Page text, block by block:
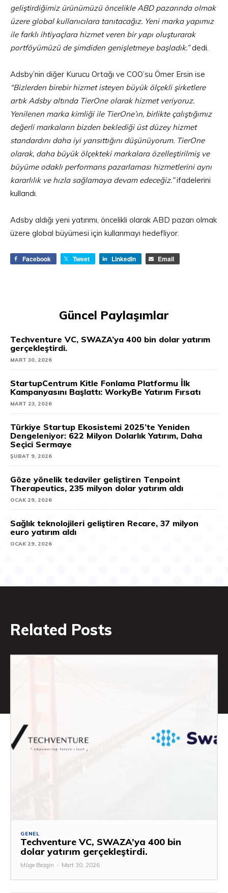
geliştirdiğimiz ürünümüzü öncelikle ABD pazarında olmak
üzere global kullanıcılara tanıtacağız. Yeni marka yapımız
ile farklı ihtiyaçlara hizmet veren bir yapı oluşturarak
portföyümüzü de şimdiden genişletmeye başladık.”dedi.
Adsby’nin diğer Kurucu Ortağı ve COO’su Ömer Ersin ise
“Bizlerden birebir hizmet isteyen büyük ölçekli şirketlere
artık Adsby altında TierOne olarak hizmet veriyoruz.
Yenilenen marka kimliği ile TierOne’ın, birlikte çalıştığımız
değerli markaların bizden beklediği üst düzey hizmet
standardını daha iyi yansıttığını düşünüyorum. TierOne
olarak, daha büyük ölçekteki markalara özelleştirilmiş ve
büyüme odaklı performans pazarlaması hizmetlerini aynı
kararlılık ve hızla sağlamaya devam edeceğiz.”ifadelerini
kullandı.
Adsby aldığı yeni yatırımı, öncelikli olarak ABD pazarı olmak
üzere global büyümesi için kullanmayı hedefliyor.
Facebook Tweet LinkedIn Email
Güncel Paylaşımlar
Techventure VC, SWAZA’ya 400 bin dolar yatırım
gerçekleştirdi.
MART 30, 2026
StartupCentrum Kitle Fonlama Platformu İlk
Kampanyasını Başlattı: WorkyBe Yatırım Fırsatı
MART 23, 2026
Türkiye Startup Ekosistemi 2025’te Yeniden
Dengeleniyor: 622 Milyon Dolarlık Yatırım, Daha
Seçici Sermaye
ŞUBAT 9, 2026
Göze yönelik tedaviler geliştiren Tenpoint
Therapeutics, 235 milyon dolar yatırım aldı
OCAK 29, 2026
Sağlık teknolojileri geliştiren Recare, 37 milyon
euro yatırım aldı
OCAK 29, 2026
Related Posts
GENEL
Techventure VC, SWAZA’ya 400 bin
dolar yatırım gerçekleştirdi.
Müge Bezgin - Mart 30, 2026